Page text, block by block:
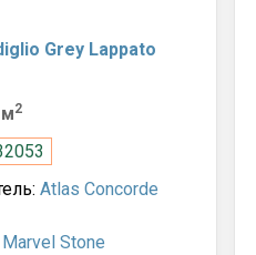
Grey Lappato
2
Atlas Concorde
Marvel Stone